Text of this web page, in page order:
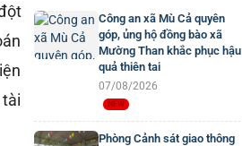
Công an xã Mù Cả quyên
góp, ủng hộ đồng bào xã
Mường Than khắc phục hậu
quả thiên tai
07/08/2026
Phòng Cảnh sát giao thông